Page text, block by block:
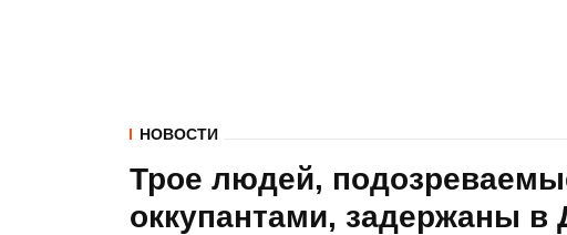
НОВОСТИ
Трое людей,
оккупантами, задержаны в